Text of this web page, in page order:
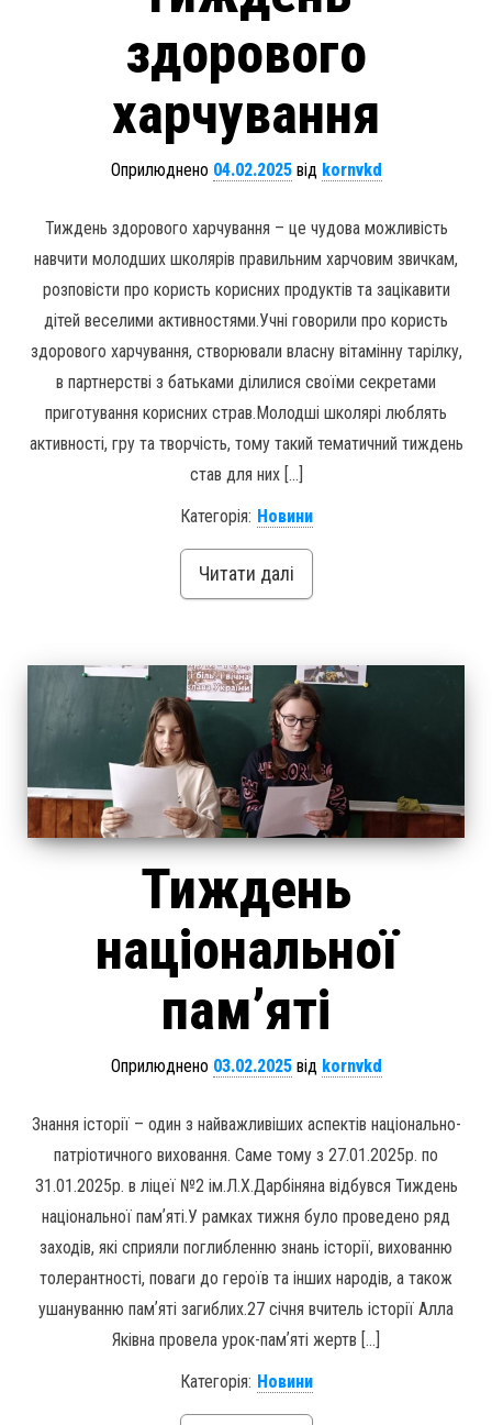
здорового
харчування
Оприлюднено 04.02.2025 від kornvkd
Тиждень здорового харчування – це чудова можливість
навчити молодших школярів правильним харчовим звичкам,
розповісти про користь корисних продуктів та зацікавити
дітей веселими активностями.Учні говорили про користь
здорового харчування, створювали власну вітамінну тарілку,
в партнерстві з батьками ділилися своїми секретами
приготування корисних страв.Молодші школярі люблять
активності, гру та творчість, тому такий тематичний тиждень
став для них […]
Категорія: Новини
Читати далі
Тиждень
національної
памʼяті
Оприлюднено 03.02.2025 від kornvkd
Знання історії – один з найважливіших аспектів національно-
патріотичного виховання. Саме тому з 27.01.2025р. по
31.01.2025р. в ліцеї №2 ім.Л.Х.Дарбіняна відбувся Тиждень
національної памʼяті.У рамках тижня було проведено ряд
заходів, які сприяли поглибленню знань історії, вихованню
толерантності, поваги до героїв та інших народів, а також
ушануванню памʼяті загиблих.27 січня вчитель історії Алла
Яківна провела урок-памʼяті жертв […]
Категорія: Новини